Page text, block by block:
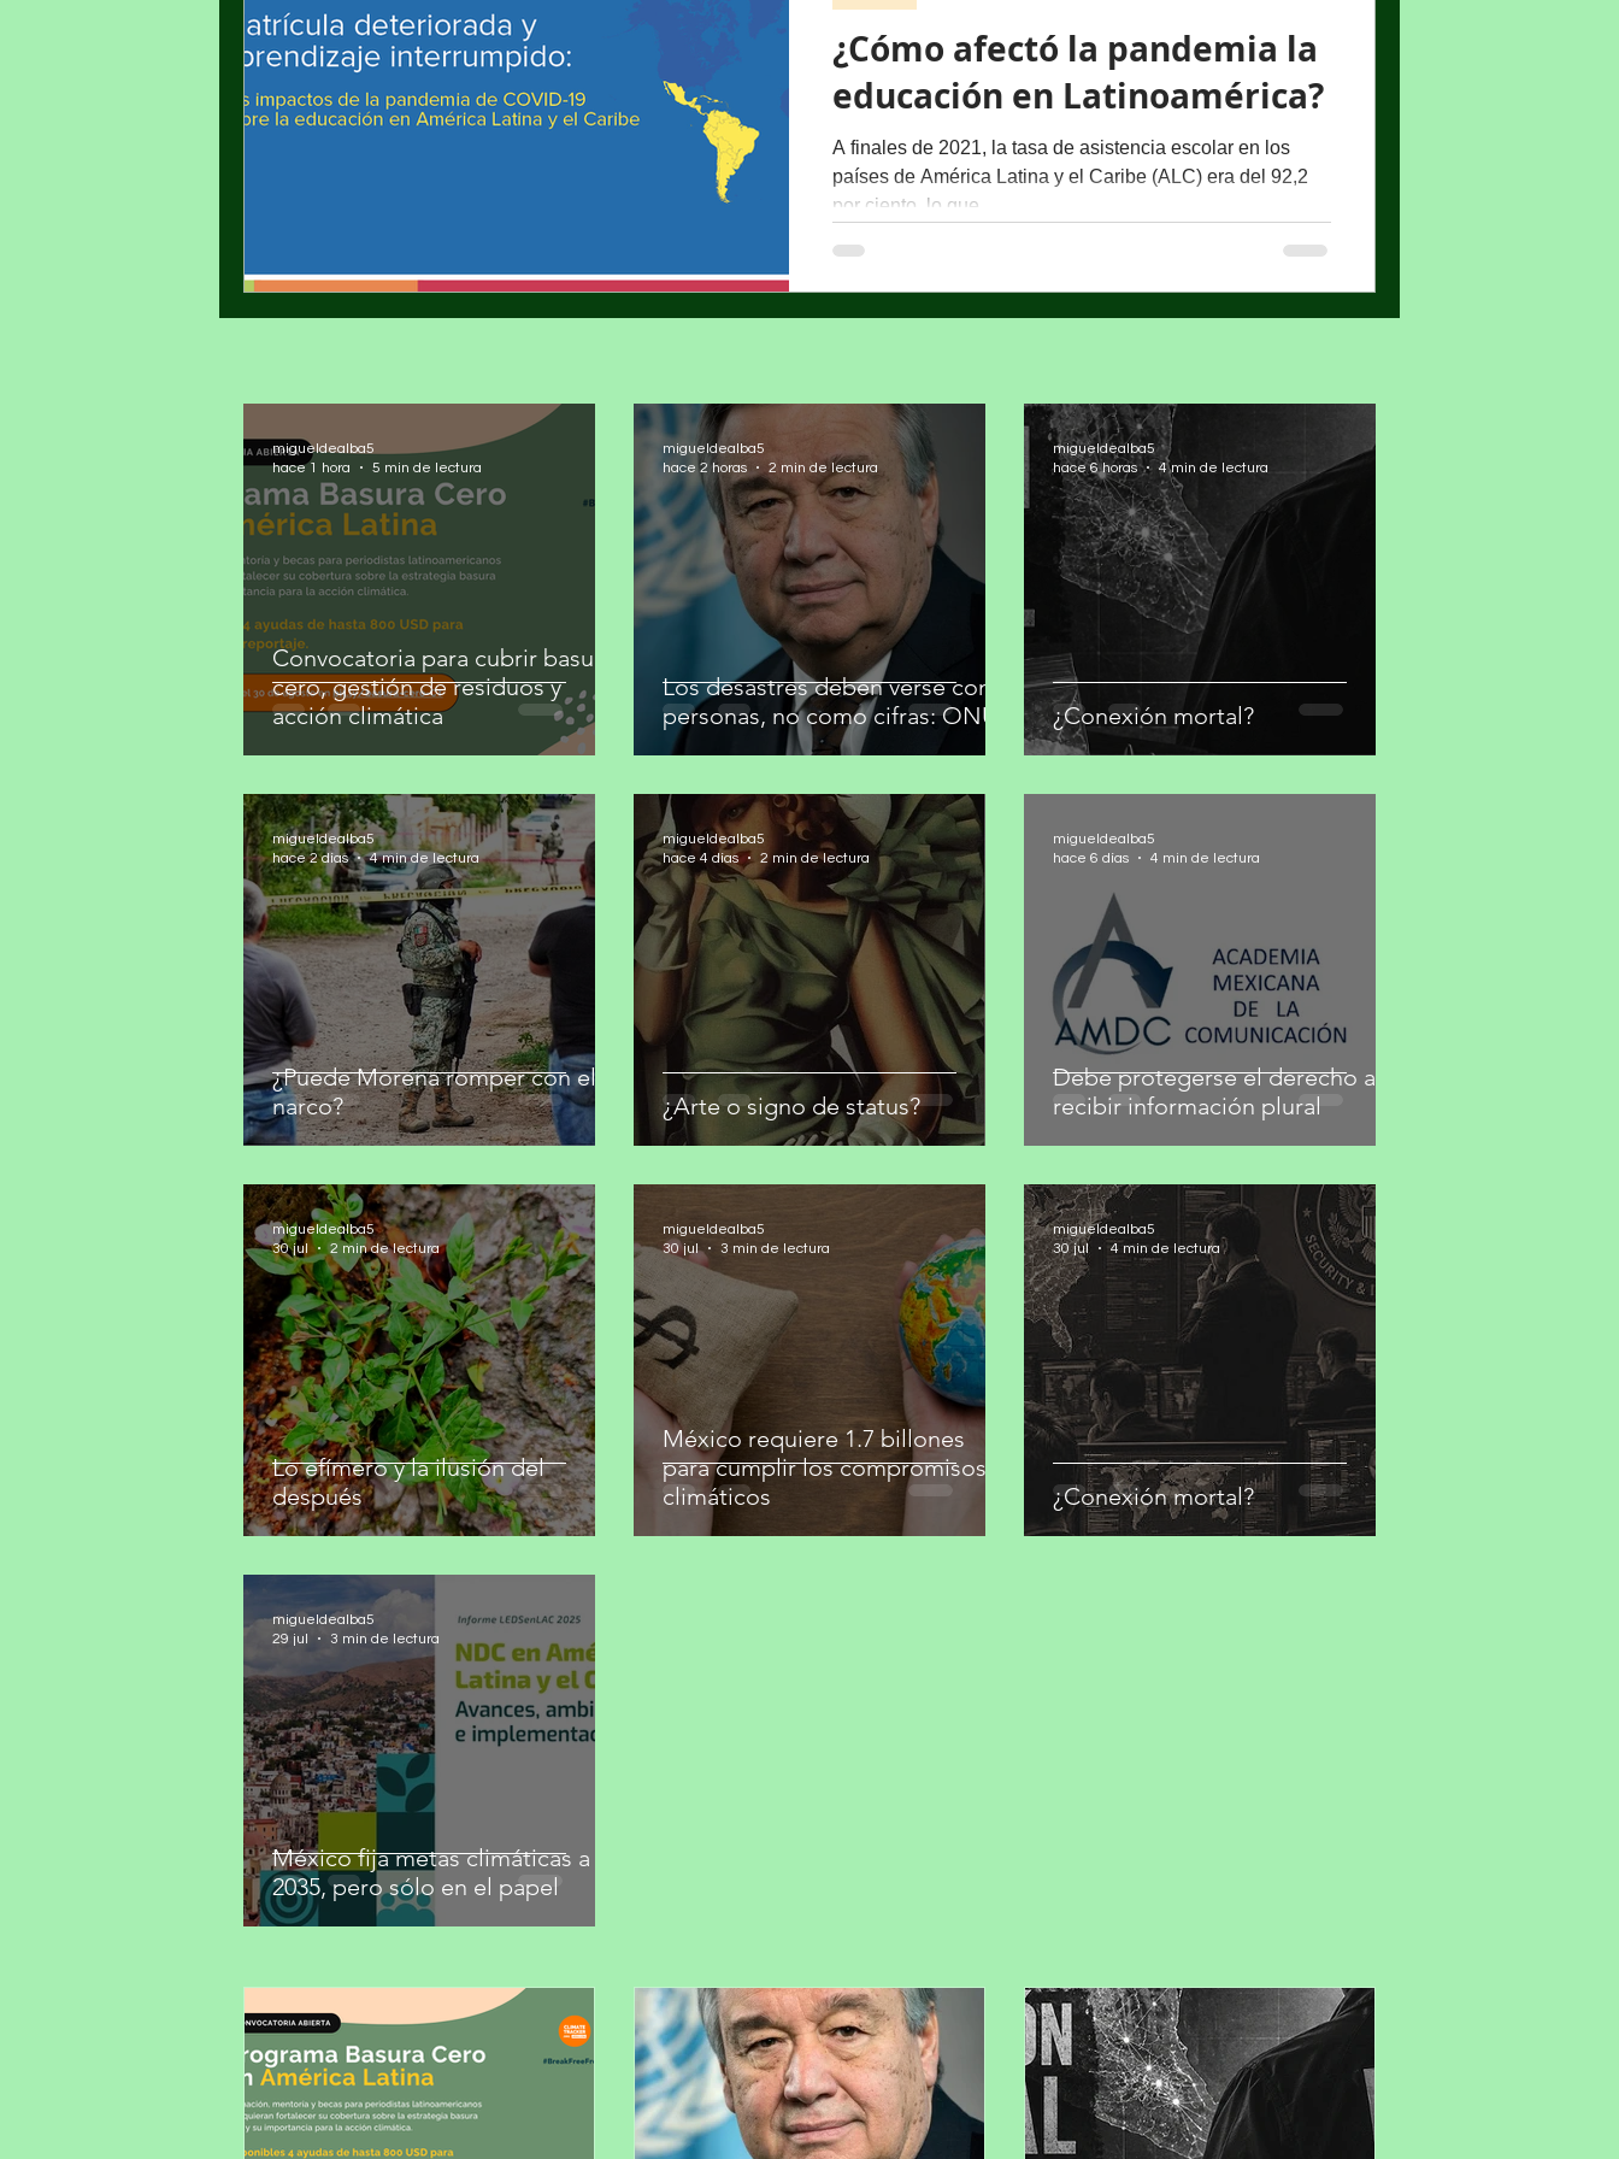
¿Cómo afectó la pandemia la
educación en Latinoamérica?
A finales de 2021, la tasa de asistencia escolar en los
países de América Latina y el Caribe (ALC) era del 92,2
por ciento, lo que...
Convocatoria para cubrir basura
cero, gestión de residuos y
acción climática
migueldealba5
hace 1 hora
5 min de lectura
Los desastres deben verse como
personas, no como cifras: ONU
migueldealba5
hace 2 horas
2 min de lectura
¿Conexión mortal?
migueldealba5
hace 6 horas
4 min de lectura
¿Puede Morena romper con el
narco?
migueldealba5
hace 2 días
4 min de lectura
¿Arte o signo de status?
migueldealba5
hace 4 días
2 min de lectura
Debe protegerse el derecho a
recibir información plural
migueldealba5
hace 6 días
4 min de lectura
Lo efímero y la ilusión del
después
migueldealba5
30 jul
2 min de lectura
México requiere 1.7 billones
para cumplir los compromisos
climáticos
migueldealba5
30 jul
3 min de lectura
¿Conexión mortal?
migueldealba5
30 jul
4 min de lectura
México fija metas climáticas a
2035, pero sólo en el papel
migueldealba5
29 jul
3 min de lectura